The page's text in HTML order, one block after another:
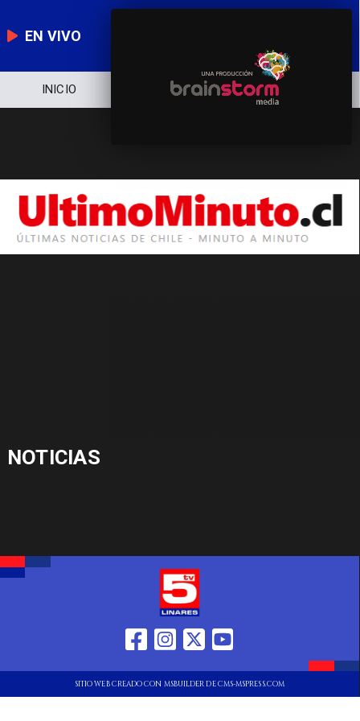
EN VIVO
INICIO NOTICIERO POLÍTICA
NOTICIAS
SITIO WEB CREADO CON MSBUILDER DE CMS-MSPRESS.COM